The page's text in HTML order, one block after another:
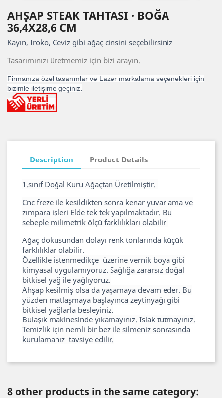
AHŞAP STEAK TAHTASI · BOĞA
36,4X28,6 CM
Kayın, Iroko, Ceviz gibi ağaç cinsini seçebilirsiniz
Tasarımınızı üretmemiz için bizi arayın.
Firmanıza özel tasarımlar ve Lazer markalama seçenekleri için
bizimle iletişime geçiniz.
Description Product Details
1.sınıf Doğal Kuru Ağaçtan Üretilmiştir.
Cnc freze ile kesildikten sonra kenar yuvarlama ve
zımpara işleri Elde tek tek yapılmaktadır. Bu
sebeple milimetrik ölçü farklılıkları olabilir.
Ağaç dokusundan dolayı renk tonlarında küçük
farklılıklar olabilir.
Özellikle istenmedikçe üzerine vernik boya gibi
kimyasal uygulamıyoruz. Sağlığa zararsız doğal
bitkisel yağ ile yağlıyoruz.
Ahşap kesilmiş olsa da yaşamaya devam eder. Bu
yüzden matlaşmaya başlayınca zeytinyağı gibi
bitkisel yağlarla besleyiniz.
Bulaşık makinesinde yıkamayınız. Islak tutmayınız.
Temizlik için nemli bir bez ile silmeniz sonrasında
kurulamanız tavsiye edilir.
8 other products in the same category: